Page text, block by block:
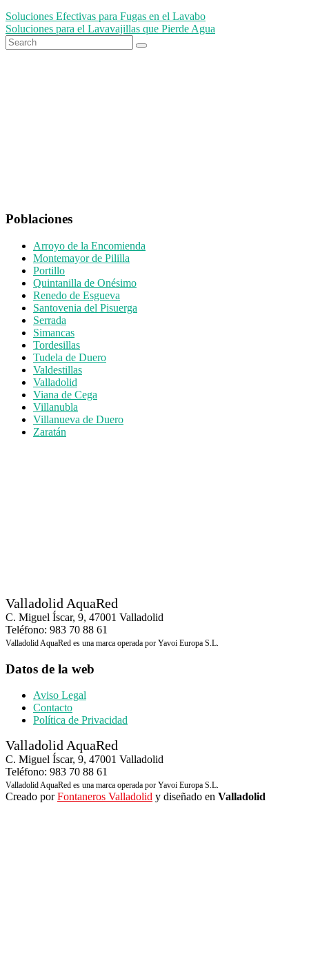
Navegación
de
Soluciones Efectivas para Fugas en el Lavabo
Soluciones para el Lavavajillas que Pierde Agua
Search
for
Search
Poblaciones
Arroyo de la Encomienda
Montemayor de Pililla
Portillo
Quintanilla de Onésimo
Renedo de Esgueva
Santovenia del Pisuerga
Serrada
Simancas
Tordesillas
Tudela de Duero
Valdestillas
Valladolid
Viana de Cega
Villanubla
Villanueva de Duero
Zaratán
Valladolid AquaRed
C. Miguel Íscar, 9, 47001 Valladolid
Teléfono: 983 70 88 61
Valladolid AquaRed es una marca operada por Yavoi Europa S.L.
Datos de la web
Aviso Legal
Contacto
Política de Privacidad
Valladolid AquaRed
C. Miguel Íscar, 9, 47001 Valladolid
Teléfono: 983 70 88 61
Valladolid AquaRed es una marca operada por Yavoi Europa S.L.
Creado porFontaneros Valladolid y diseñado en Valladolid